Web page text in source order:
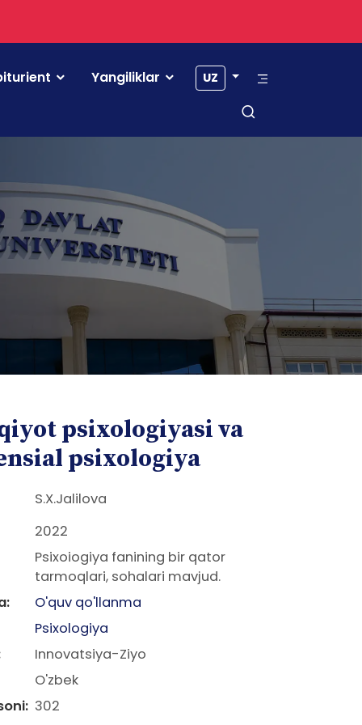
Yangiliklar UZ
psixologiyasi va
psixologiya
S.X.Jalilova
2022
Psixoiogiya fanining bir qator
tarmoqlari, sohalari mavjud.
O'quv qo'llanma
Psixologiya
Innovatsiya-Ziyo
O'zbek
302